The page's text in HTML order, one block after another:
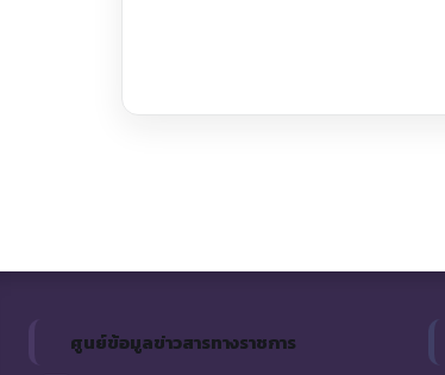
ศูนย์ข้อมูลข่าวสารทางราชการ